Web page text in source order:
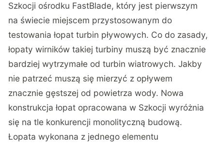
Szkocji ośrodku FastBlade, który jest pierwszym
na świecie miejscem przystosowanym do
testowania łopat turbin pływowych. Co do zasady,
łopaty wirników takiej turbiny muszą być znacznie
bardziej wytrzymałe od turbin wiatrowych. Jakby
nie patrzeć muszą się mierzyć z opływem
znacznie gęstszej od powietrza wody. Nowa
konstrukcja łopat opracowana w Szkocji wyróżnia
się na tle konkurencji monolityczną budową.
Łopata wykonana z jednego elementu